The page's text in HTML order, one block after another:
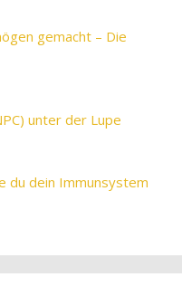
gemacht – Die
unter der Lupe
du dein Immunsystem